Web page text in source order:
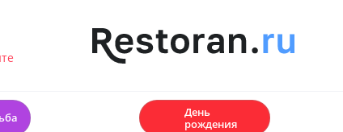
День
рождения